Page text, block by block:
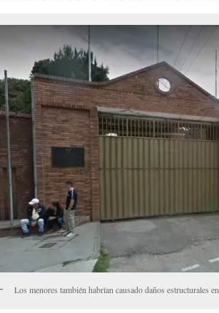
Los menores también habrían causado daños estructurales